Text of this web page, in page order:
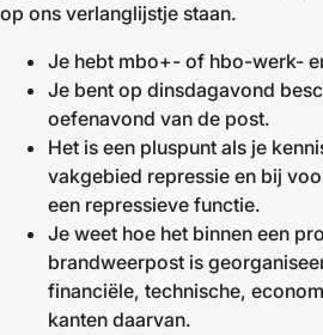
op ons verlanglijstje staan.
Je hebt mbo+- of hbo-werk-
Je bent op dinsdagavond
oefenavond van de post.
Het is een pluspunt als je
vakgebied repressie en bij
een repressieve functie.
Je weet hoe het binnen een
brandweerpost is
financiële, technische,
kanten daarvan.